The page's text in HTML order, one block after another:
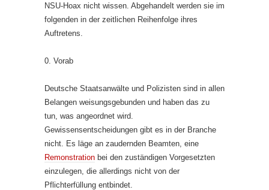
NSU-Hoax nicht wissen. Abgehandelt werden sie im
folgenden in der zeitlichen Reihenfolge ihres
Auftretens.
0. Vorab
Deutsche Staatsanwälte und Polizisten sind in allen
Belangen weisungsgebunden und haben das zu
tun, was angeordnet wird.
Gewissensentscheidungen gibt es in der Branche
nicht. Es läge an zaudernden Beamten, eine
Remonstration bei den zuständigen Vorgesetzten
einzulegen, die allerdings nicht von der
Pflichterfüllung entbindet.